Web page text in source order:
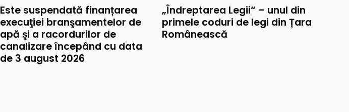
Este suspendată finanțarea
execuţiei branşamentelor de
apă şi a racordurilor de
canalizare începând cu data
de 3 august 2026
„Îndreptarea Legii“ – unul din
primele coduri de legi din Țara
Românească